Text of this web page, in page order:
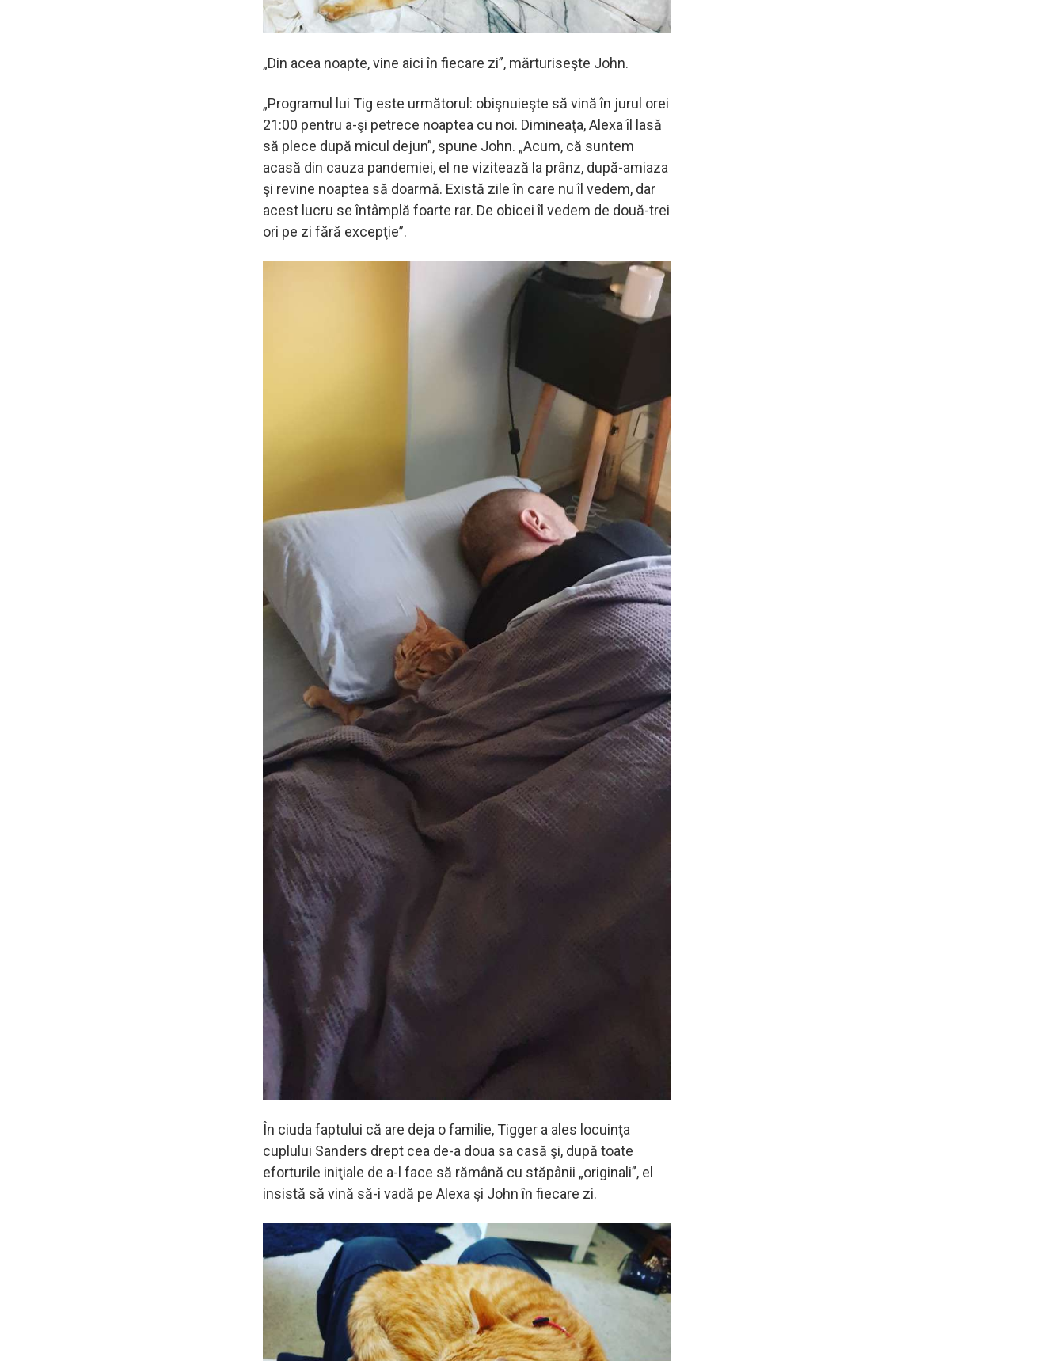
„Din acea noapte, vine aici în fiecare zi”, mărturiseşte John.
„Programul lui Tig este următorul: obişnuieşte să vină în jurul orei
21:00 pentru a-şi petrece noaptea cu noi. Dimineaţa, Alexa îl lasă
să plece după micul dejun”, spune John. „Acum, că suntem
acasă din cauza pandemiei, el ne vizitează la prânz, după-amiaza
şi revine noaptea să doarmă. Există zile în care nu îl vedem, dar
acest lucru se întâmplă foarte rar. De obicei îl vedem de două-trei
ori pe zi fără excepţie”.
În ciuda faptului că are deja o familie, Tigger a ales locuinţa
cuplului Sanders drept cea de-a doua sa casă şi, după toate
eforturile iniţiale de a-l face să rămână cu stăpânii „originali”, el
insistă să vină să-i vadă pe Alexa şi John în fiecare zi.